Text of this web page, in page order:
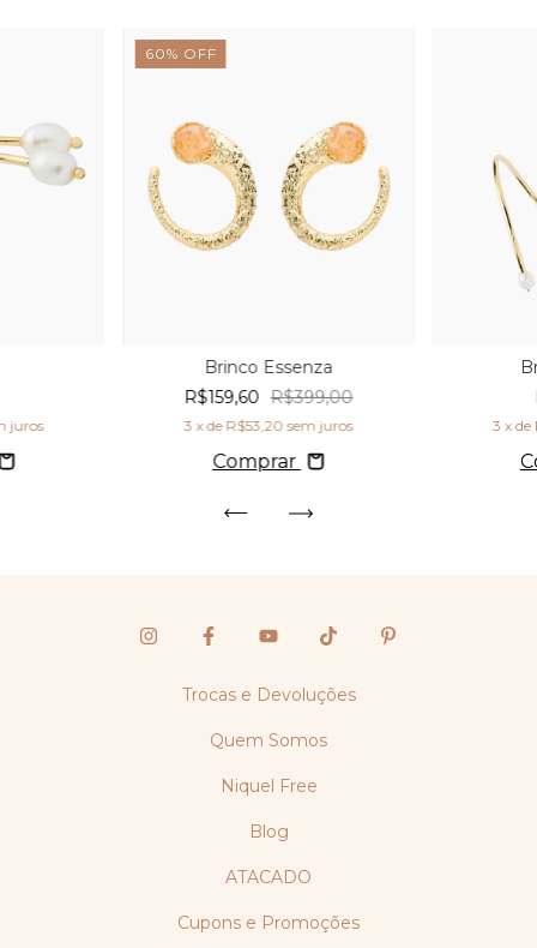
juros
60% OFF
Brinco Essenza
R$159,60 R$399,00
3 x de R$53,20 sem juros
Comprar
3 x de
Trocas e Devoluções
Quem Somos
Niquel Free
Blog
ATACADO
Cupons e Promoções